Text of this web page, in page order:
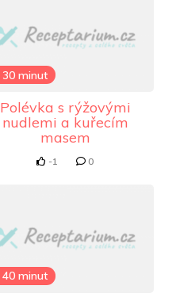
30 minut
Polévka s rýžovými
nudlemi a kuřecím
masem
-1 0
40 minut